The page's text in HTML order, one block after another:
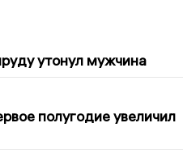
утонул мужчина
полугодие увеличил